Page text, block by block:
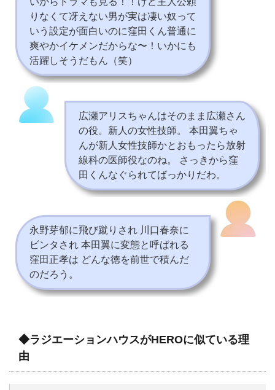
りなくて冴えない男が実は凄い奴って
いう設定が面白いのに窪田くん普通に
爽やかイケメンだからな〜！いかにも
活躍しそうだもん（笑）
広瀬アリスちゃんはそのまま広瀬さん
の役。新人の女性技師。 本田翼ちゃ
んが新人女性技師かとおもったら放射
線科の医師役なのね。 さっきから窪
田くんなぐられてばっかりだわ。
永野芽郁に飛び蹴りされ 川口春奈に
ビンタされ 本田翼に変態と呼ばれる
窪田正孝は どんな徳を前世で積んだ
のだろう。
◆ラジエーションハウスがHEROに似ている理
由